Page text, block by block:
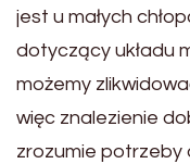
jest u małych
dotyczący układu
możemy
więc znalezienie
zrozumie potrzeby